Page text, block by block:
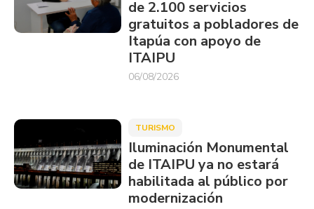
de 2.100 servicios
gratuitos a pobladores de
Itapúa con apoyo de
ITAIPU
06/08/2026
TURISMO
Iluminación Monumental
de ITAIPU ya no estará
habilitada al público por
modernización